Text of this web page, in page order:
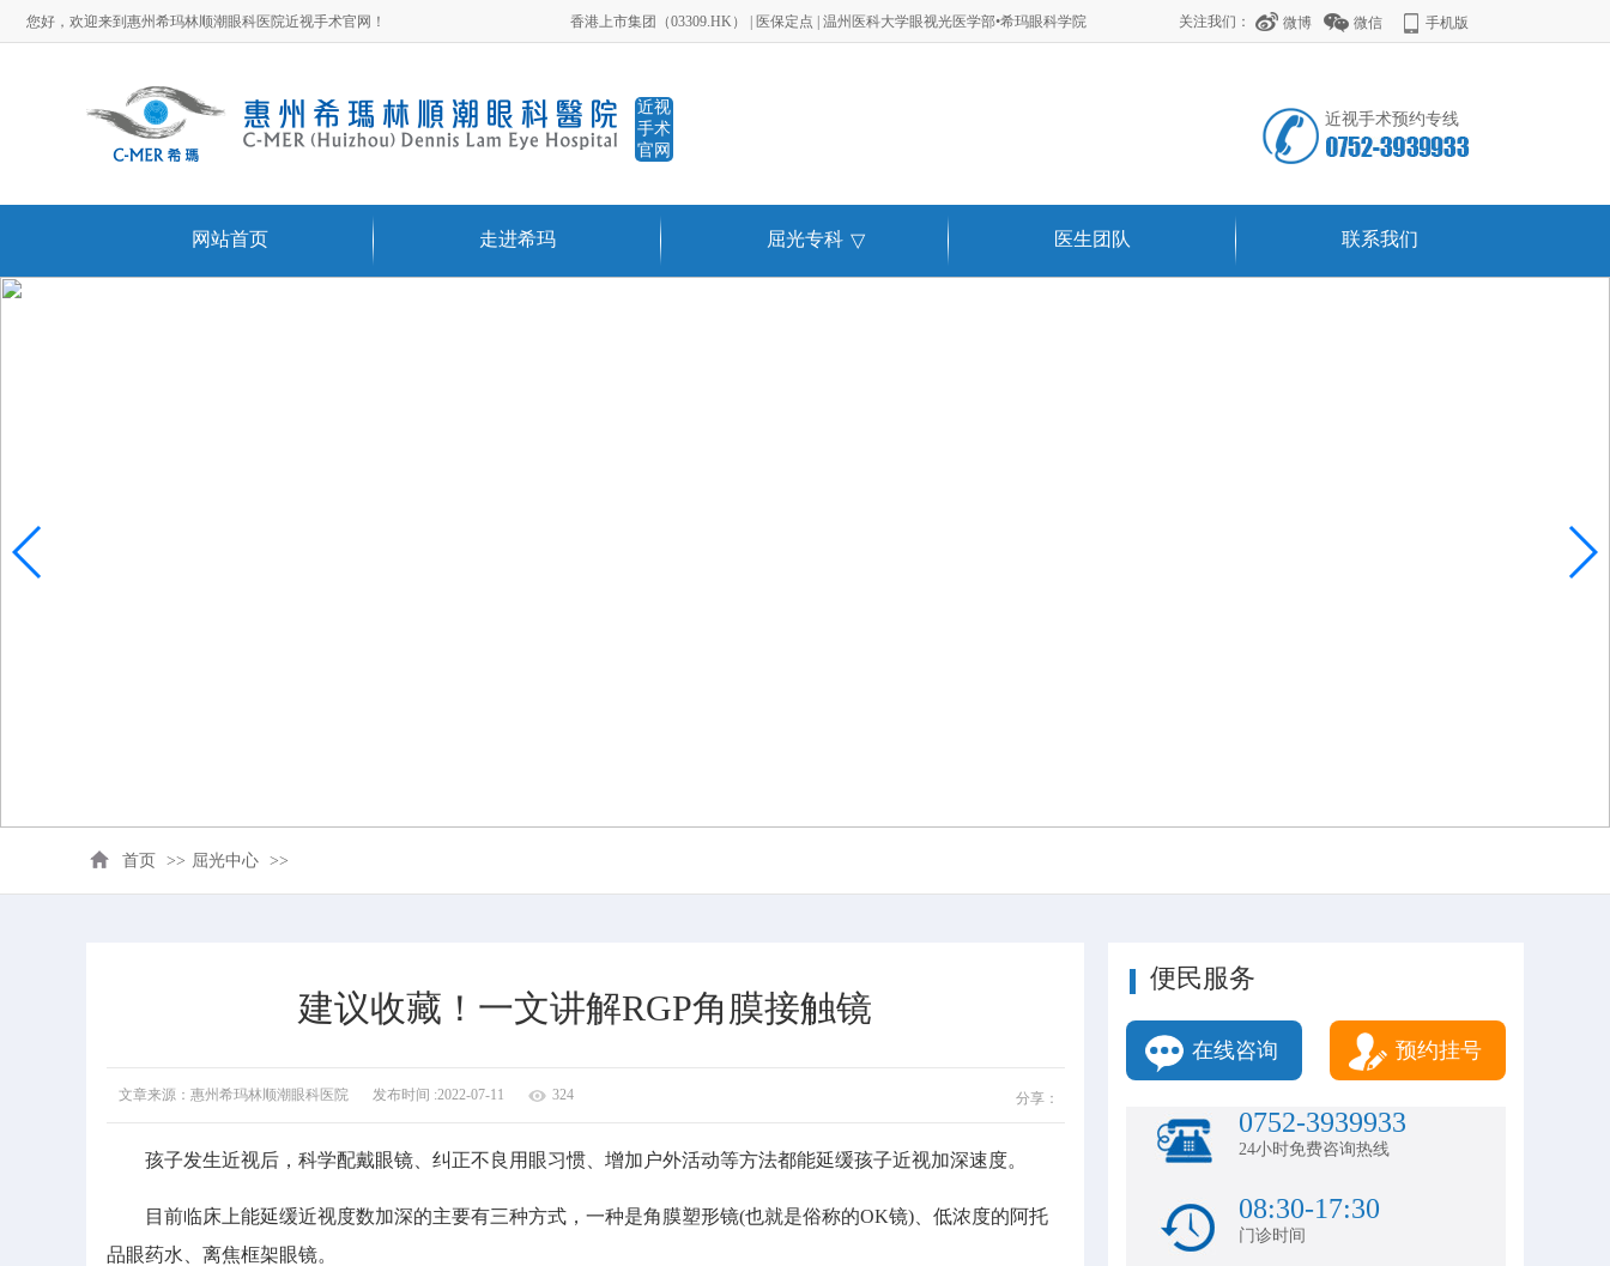
您好，欢迎来到惠州希玛林顺潮眼科医院近视手术官网！ 香港上市集团（03309.HK） | 医保定点 | 温州医科大学眼视光医学部•希玛眼科学院 关注我们： 微博 微信 手机版
近视
手术
官网
近视手术预约专线
网站首页 走进希玛 屈光专科 ▽ 医生团队 联系我们
首页 >> 屈光中心 >>
建议收藏！一文讲解RGP角膜接触镜
文章来源：惠州希玛林顺潮眼科医院 发布时间 :2022-07-11 324 分享：
孩子发生近视后，科学配戴眼镜、纠正不良用眼习惯、增加户外活动等方法都能延缓孩子近视加深速度。
目前临床上能延缓近视度数加深的主要有三种方式，一种是角膜塑形镜(也就是俗称的OK镜)、低浓度的阿托
品眼药水、离焦框架眼镜。
便民服务
在线咨询 预约挂号
0752-3939933
24小时免费咨询热线
08:30-17:30
门诊时间